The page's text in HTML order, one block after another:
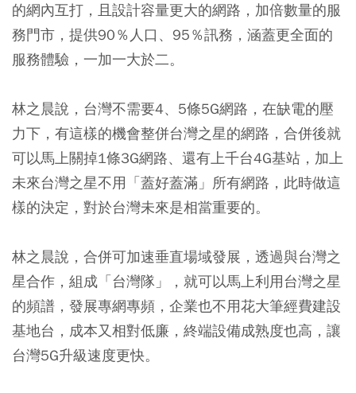
的網內互打，且設計容量更大的網路，加倍數量的服
務門市，提供90％人口、95％訊務，涵蓋更全面的
服務體驗，一加一大於二。
林之晨說，台灣不需要4、5條5G網路，在缺電的壓
力下，有這樣的機會整併台灣之星的網路，合併後就
可以馬上關掉1條3G網路、還有上千台4G基站，加上
未來台灣之星不用「蓋好蓋滿」所有網路，此時做這
樣的決定，對於台灣未來是相當重要的。
林之晨說，合併可加速垂直場域發展，透過與台灣之
星合作，組成「台灣隊」，就可以馬上利用台灣之星
的頻譜，發展專網專頻，企業也不用花大筆經費建設
基地台，成本又相對低廉，終端設備成熟度也高，讓
台灣5G升級速度更快。